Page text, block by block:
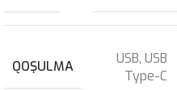
QOŞULMA USB, USB
Type-C